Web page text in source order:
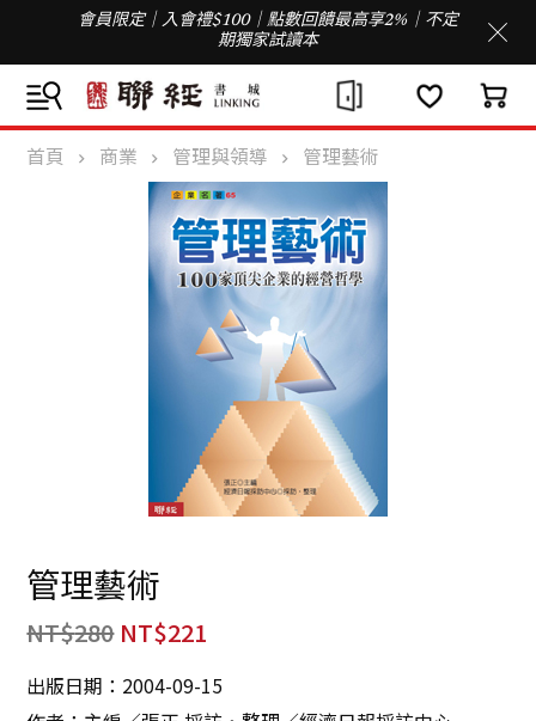
會員限定｜入會禮$100｜點數回饋最高享2%｜不定
期獨家試讀本
首頁 商業 管理與領導 管理藝術
管理藝術
NT$280 NT$221
出版日期：2004-09-15